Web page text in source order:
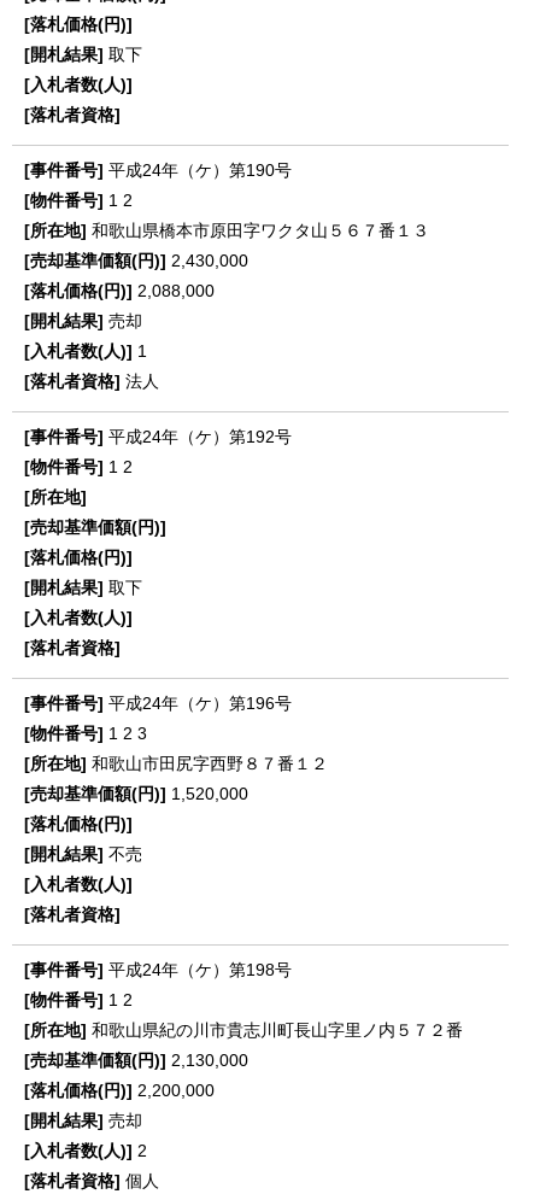
取下
平成24年（ケ）第190号
1 2
和歌山県橋本市原田字ワクタ山５６７番１３
2,430,000
2,088,000
売却
1
法人
平成24年（ケ）第192号
1 2
取下
平成24年（ケ）第196号
1 2 3
和歌山市田尻字西野８７番１２
1,520,000
不売
平成24年（ケ）第198号
1 2
和歌山県紀の川市貴志川町長山字里ノ内５７２番
2,130,000
2,200,000
売却
2
個人